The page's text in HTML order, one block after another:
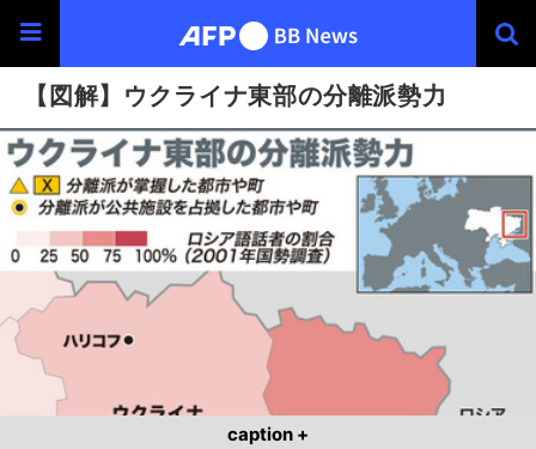
【図解】ウクライナ東部の分離派勢力
caption +